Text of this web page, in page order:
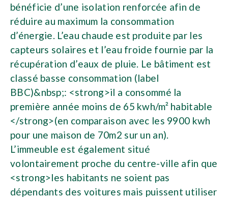
bénéficie d’une isolation renforcée afin de
réduire au maximum la consommation
d’énergie. L’eau chaude est produite par les
capteurs solaires et l’eau froide fournie par la
récupération d’eaux de pluie. Le bâtiment est
classé basse consommation (label
BBC)&nbsp;: <strong>il a consommé la
première année moins de 65 kwh/m² habitable
</strong>(en comparaison avec les 9900 kwh
pour une maison de 70m2 sur un an).
L’immeuble est également situé
volontairement proche du centre-ville afin que
<strong>les habitants ne soient pas
dépendants des voitures mais puissent utiliser